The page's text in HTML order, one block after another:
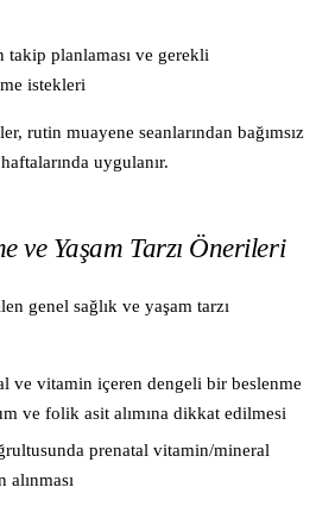
takip planlaması ve gerekli
istekleri
rutin muayene seanlarından bağımsız
uygulanır.
ve Yaşam Tarzı Önerileri
genel sağlık ve yaşam tarzı
ve vitamin içeren dengeli bir beslenme
ve folik asit alımına dikkat edilmesi
prenatal vitamin/mineral